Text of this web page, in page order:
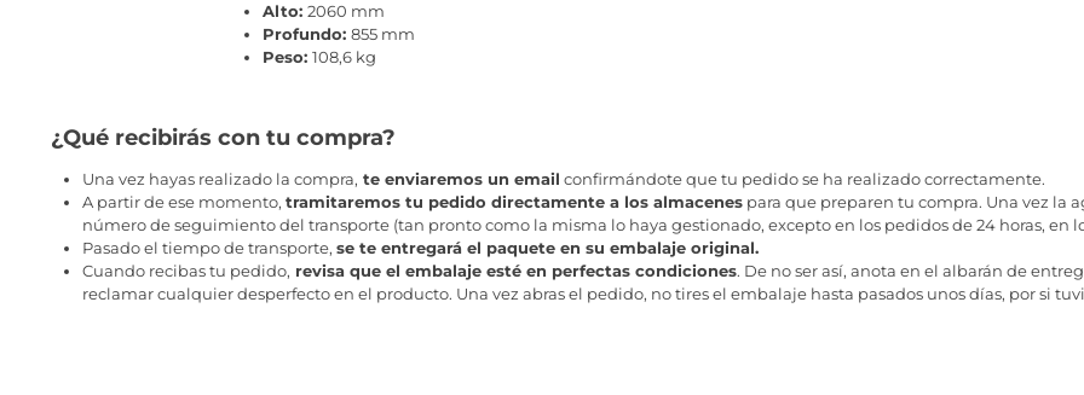
Alto: 2060 mm
Profundo: 855 mm
Peso: 108,6 kg
¿Qué recibirás con tu compra?
Una vez hayas realizado la compra, te enviaremos un email confirmándote que tu pedido se ha realizado correctamente.
A partir de ese momento, tramitaremos tu pedido directamente a los almacenespara que preparen tu compra. Una vez la
número de seguimiento del transporte (tan pronto como la misma lo haya gestionado, excepto en los pedidos de 24 horas, en
Pasado el tiempo de transporte, se te entregará el paquete en su embalaje original.
Cuando recibas tu pedido, revisa que el embalaje esté en perfectas condiciones. De no ser así, anota en el albarán de
reclamar cualquier desperfecto en el producto. Una vez abras el pedido, no tires el embalaje hasta pasados unos días, por si